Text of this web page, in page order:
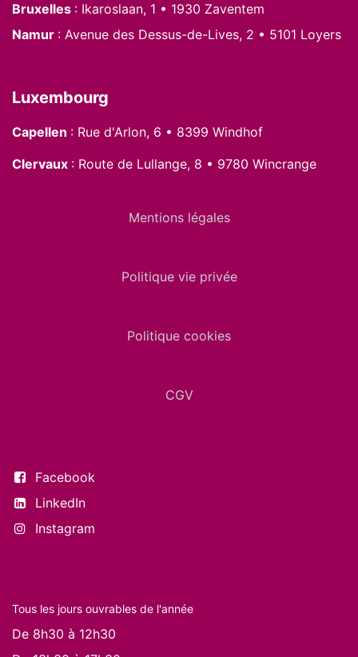
Bruxelles : Ikaroslaan, 1 • 1930 Zaventem
Namur : Avenue des Dessus-de-Lives, 2 • 5101 Loyers
Luxembourg
Capellen : Rue d'Arlon, 6 • 8399 Windhof
Clervaux : Route de Lullange, 8 • 9780 Wincrange
Mentions légales
Politique vie privée
Politique cookies
CGV
Facebook
LinkedIn
Instagram
Tous les jours ouvrables de l'année
De 8h30 à 12h30